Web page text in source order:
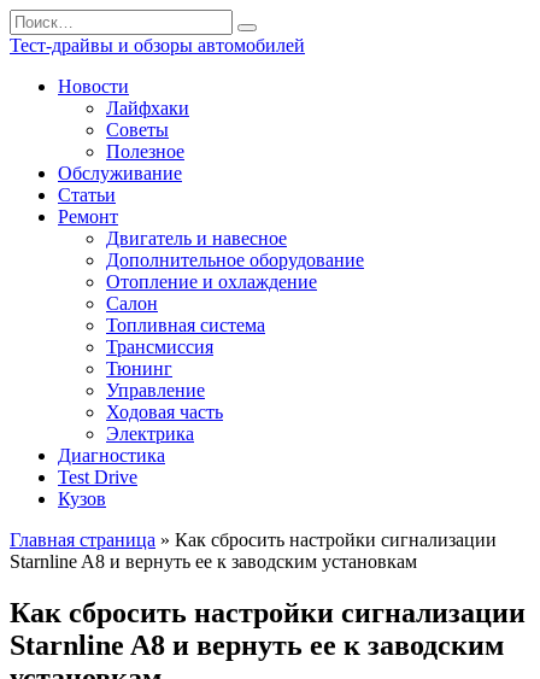
Перейти
к
содержанию
Search
for:
Тест-драйвы и обзоры автомобилей
Новости
Лайфхаки
Советы
Полезное
Обслуживание
Статьи
Ремонт
Двигатель и навесное
Дополнительное оборудование
Отопление и охлаждение
Салон
Топливная система
Трансмиссия
Тюнинг
Управление
Ходовая часть
Электрика
Диагностика
Test Drive
Кузов
Главная страница » Как сбросить настройки сигнализации
Starnline A8 и вернуть ее к заводским установкам
Как сбросить настройки сигнализации
Starnline A8 и вернуть ее к заводским